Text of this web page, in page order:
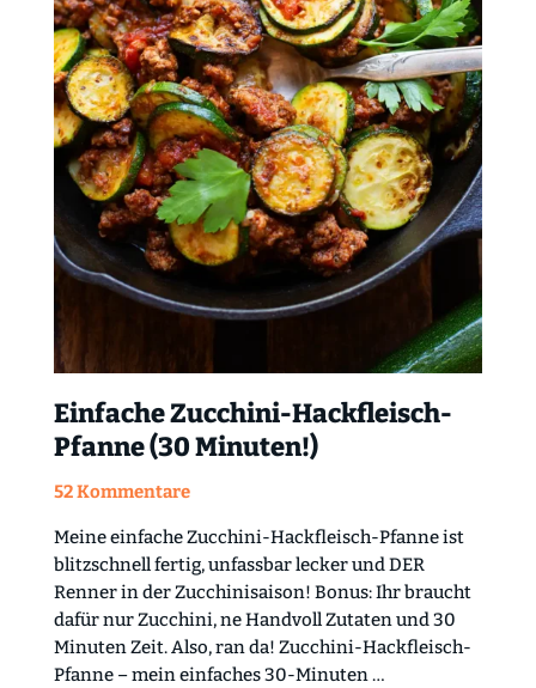
Einfache Zucchini-Hackfleisch-
Pfanne (30 Minuten!)
52 Kommentare
Meine einfache Zucchini-Hackfleisch-Pfanne ist
blitzschnell fertig, unfassbar lecker und DER
Renner in der Zucchinisaison! Bonus: Ihr braucht
dafür nur Zucchini, ne Handvoll Zutaten und 30
Minuten Zeit. Also, ran da! Zucchini-Hackfleisch-
Pfanne – mein einfaches 30-Minuten …